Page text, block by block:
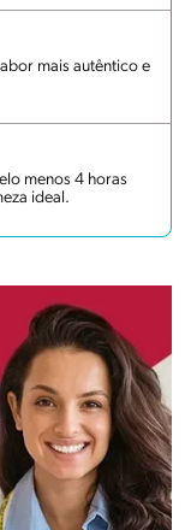
mais autêntico e
menos 4 horas
ideal.